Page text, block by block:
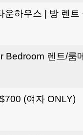
운하우스 | 방 렌
Bedroom 렌트/룸
(여자 ONLY)